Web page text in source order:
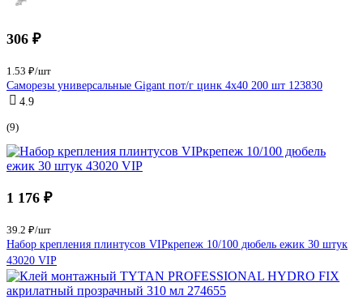
306 ₽
1.53 ₽/шт
Саморезы универсальные Gigant пот/г цинк 4x40 200 шт 123830
4.9
(9)
1 176 ₽
39.2 ₽/шт
Набор крепления плинтусов VIPкрепеж 10/100 дюбель ежик 30 штук
43020 VIP